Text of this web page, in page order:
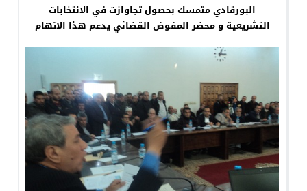
البورقادي متمسك بحصول تجاوازت في الانتخابات
التشريعية و محضر المفوض القضائي يدعم هذا الاتهام